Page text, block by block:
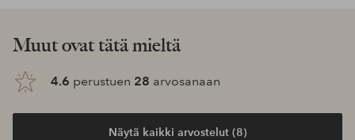
Muut ovat tätä mieltä
4.6 perustuen 28 arvosanaan
Näytä kaikki arvostelut (8)